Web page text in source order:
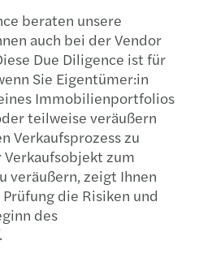
beraten unsere
auch bei der Vendor
Due Diligence ist für
Sie Eigentümer:in
Immobilienportfolios
teilweise veräußern
Verkaufsprozess zu
zum
veräußern, zeigt Ihnen
die Risiken und
des